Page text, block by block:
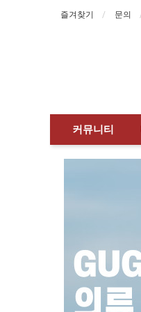
즐겨찾기 문의
커뮤니티